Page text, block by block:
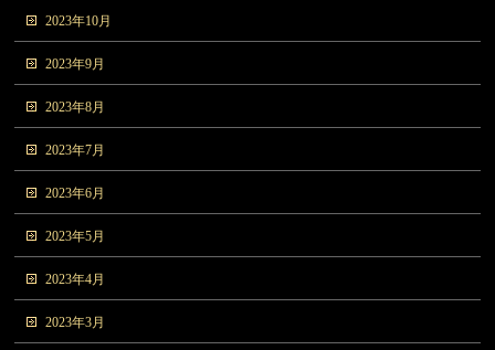
2023年10月
2023年9月
2023年8月
2023年7月
2023年6月
2023年5月
2023年4月
2023年3月